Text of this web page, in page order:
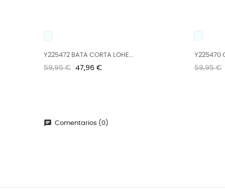
Y225472 BATA CORTA LOHE...
Precio
59,95 € Precio
47,96 €
Y225470
Precio
59,95 €
chat Comentarios (0)